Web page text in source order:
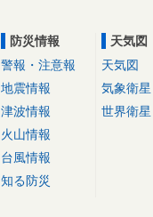
防災情報
警報・注意報
地震情報
津波情報
火山情報
台風情報
知る防災
天気図
天気図
気象衛星
世界衛星